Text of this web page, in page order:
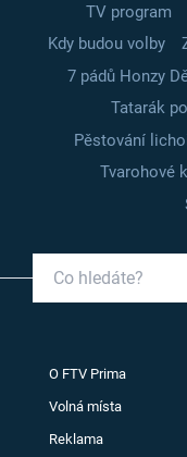
TV program
Kdy budou volby
7 pádů Honzy
Tatarák
Pěstování
Tvarohové
O FTV Prima
Volná místa
Reklama